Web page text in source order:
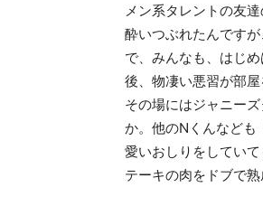
メン系タレントの友
酔いつぶれたんです
で、みんなも、はじ
後、物凄い悪習が部
その場にはジャニー
か。他のNくんなども
愛いおしりをしてい
テーキの肉をドブで